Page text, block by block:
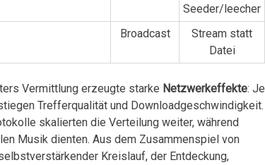
Seeder/leecher
Broadcast
Stream ‍statt
Datei
Vermittlung erzeugte starke Netzwerkeffekte: Je
Trefferqualität und Downloadgeschwindigkeit.‍
skalierten die ‌Verteilung⁤ weiter, während
Musik dienten. Aus dem Zusammenspiel von
Kreislauf, der Entdeckung,